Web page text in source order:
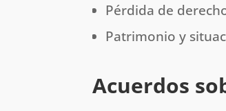
Pérdida de
Patrimonio y
Acuerdos